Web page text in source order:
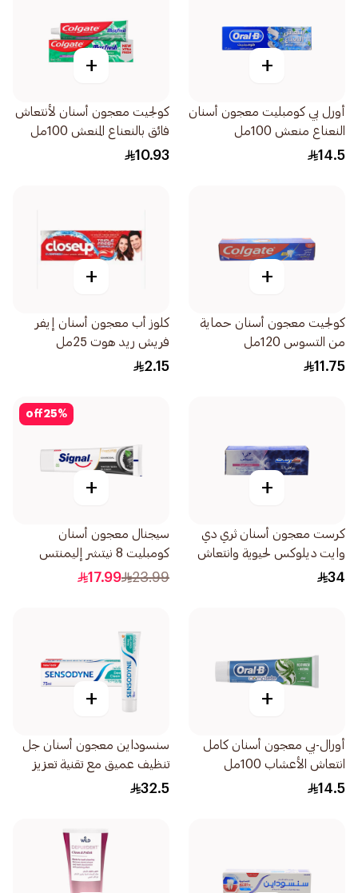
+
أورل بي كومبليت معجون أسنان
النعناع منعش 100مل
14.5
+
كولجيت معجون أسنان لأنتعاش
فائق بالنعناع المنعش 100مل
10.93
+
كولجيت معجون أسنان حماية
من التسوس 120مل
11.75
+
كلوز أب معجون أسنان إيفر
فريش ريد هوت 25مل
2.15
+
كرست معجون أسنان ثري دي
وايت ديلوكس لحيوية وانتعاش
الحياة 75مل
34
25%
off
+
سيجنال معجون أسنان
كومبليت 8 نيتشر إليمنتس
بالفحم 75مل
23.99
17.99
+
أورال-بي معجون أسنان كامل
انتعاش الأعشاب 100مل
14.5
+
سنسوداين معجون أسنان جل
تنظيف عميق مع تقنية تعزيز
الرغوة 75مل
32.5